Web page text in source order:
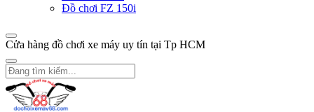
Đồ chơi FZ 150i
Cửa hàng đồ chơi xe máy uy tín tại Tp HCM